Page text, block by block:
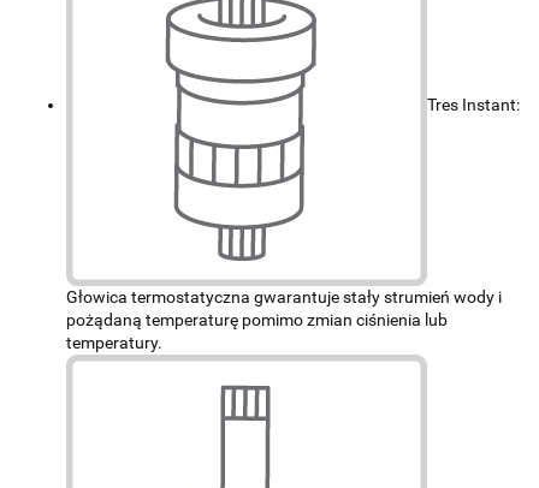
Tres Instant:
Głowica termostatyczna gwarantuje stały strumień wody i
pożądaną temperaturę pomimo zmian ciśnienia lub
temperatury.